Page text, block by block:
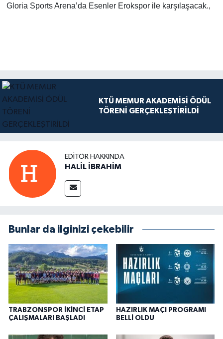
Gloria Sports Arena’da Esenler Erokspor ile karşılaşacak.,
KTÜ MEMUR AKADEMİSİ ÖDÜL
TÖRENİ GERÇEKLEŞTİRİLDİ
EDITÖR HAKKINDA
HALİL İBRAHİM
Bunlar da ilginizi çekebilir
TRABZONSPOR İKİNCİ ETAP
ÇALIŞMALARI BAŞLADI
HAZIRLIK MAÇI PROGRAMI
BELLİ OLDU